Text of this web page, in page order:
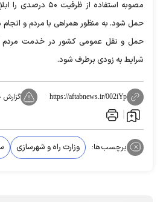
مصوبه استفاده از
حمل شود. به منظور همراهی با مردم و
حمل و نقل عمومی کشور در خدمت مردم
شرایط به زودی برطرف شود.
https://aftabnews.ir/002iYp گزارش
برچسب‌ها: وزارت راه و شهرسازی